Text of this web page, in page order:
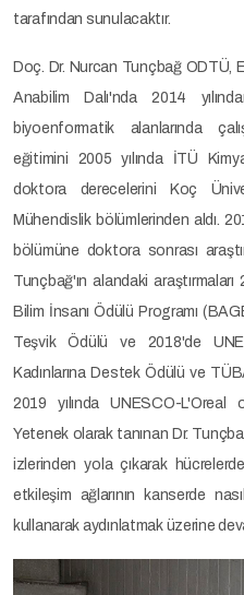
tarafından sunulacaktır.
Doç. Dr. Nurcan Tunçbağ ODTÜ,
Anabilim Dalı'nda 2014
biyoenformatik alanlarında
eğitimini 2005 yılında İTÜ
doktora derecelerini Koç
Mühendislik bölümlerinden aldı.
bölümüne doktora sonrası
Tunçbağ'ın alandaki
Bilim İnsanı Ödülü Programı
Teşvik Ödülü ve 2018'de
Kadınlarına Destek Ödülü ve
2019 yılında UNESCO-L'Oreal
Yetenek olarak tanınan Dr.
izlerinden yola çıkarak
etkileşim ağlarının kanserde
kullanarak aydınlatmak üzerine